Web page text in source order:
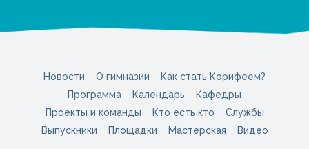
Новости О гимназии
Как стать Корифеем?
Программа
Календарь
Кафедры
Проекты и команды
Кто есть кто
Службы
Выпускники
Площадки Мастерская Видео